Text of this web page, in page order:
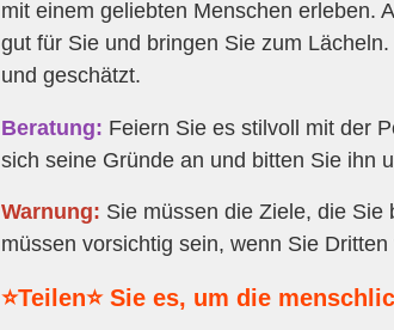
mit einem geliebten Menschen erleben.
gut für Sie und bringen Sie zum
und geschätzt.
Beratung: Feiern Sie es stilvoll mit der
sich seine Gründe an und bitten Sie ihn
Warnung: Sie müssen die Ziele, die
müssen vorsichtig sein, wenn Sie
⭐Teilen⭐ Sie es, um die